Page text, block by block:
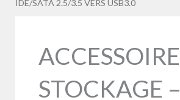
IDE/SATA 2.5/3.5 VERS USB3.0
ACCESSOIRE
STOCKAGE –